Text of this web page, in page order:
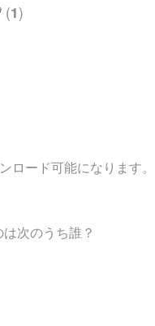
(1)
ード可能になります。
次のうち誰？